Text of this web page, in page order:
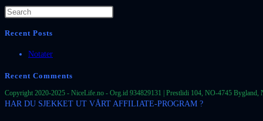
Recent Posts
Notater
Recent Comments
Copyright 2020-2025 - NiceLife.no - Org.id 934829131 | Prestlidi 104, NO-4745
HAR DU SJEKKET UT VÅRT AFFILIATE-PROGRAM ?